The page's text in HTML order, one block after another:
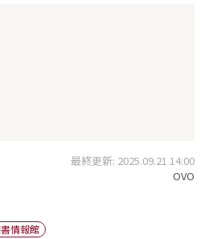
最終更新: 2025.09.21 14:00
OVO
情報館